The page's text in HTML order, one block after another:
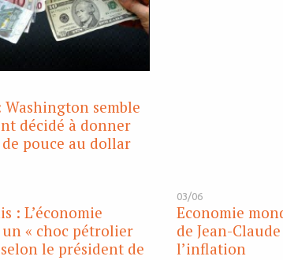
Washington semble
décidé à donner
pouce au dollar
: L’économie
« choc pétrolier
le président de
03/06
Economie
de Jean-
l’inflation